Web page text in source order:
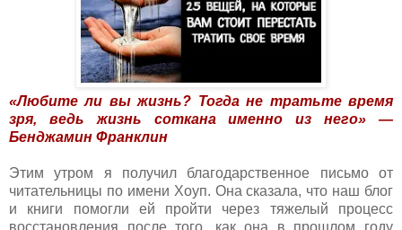
«Любите ли вы жизнь? Тогда не тратьте время
зря, ведь жизнь соткана именно из него» —
Бенджамин Франклин
Этим утром я получил благодарственное письмо от
читательницы по имени Хоуп. Она сказала, что наш блог
и книги помогли ей пройти через тяжелый процесс
восстановления после того, как она в прошлом году